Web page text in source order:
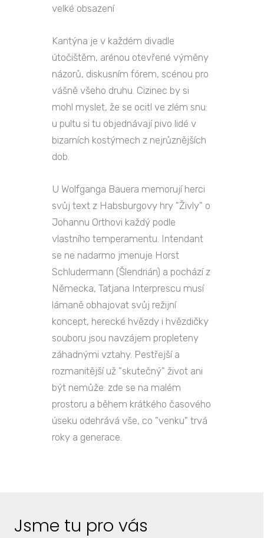
velké obsazení
Kantýna je v každém divadle
útočištěm, arénou otevřené výměny
názorů, diskusním fórem, scénou pro
vášně všeho druhu. Cizinec by si
mohl myslet, že se ocitl ve zlém snu:
u pultu si tu objednávají pivo lidé v
bizarních kostýmech z nejrůznějších
dob.
U Wolfganga Bauera memorují herci
svůj text z Habsburgovy hry "Živly" o
Johannu Orthovi každý podle
vlastního temperamentu. Intendant
se ne nadarmo jmenuje Horst
Schludermann (Šlendrián) a pochází z
Německa, Tatjana Interprescu musí
lámaně obhajovat svůj režijní
koncept, herecké hvězdy i hvězdičky
souboru jsou navzájem propleteny
záhadnými vztahy. Pestřejší a
rozmanitější už "skutečný" život ani
být nemůže: zde se na malém
prostoru a během krátkého časového
úseku odehrává vše, co "venku" trvá
roky a generace.
Jsme tu pro vás